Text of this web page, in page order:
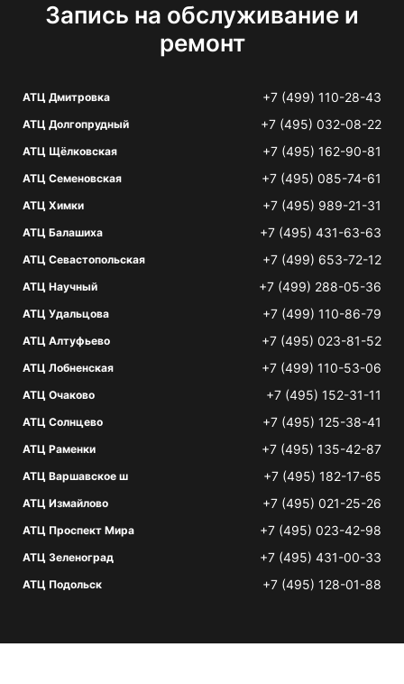
Запись на обслуживание и
ремонт
АТЦ Дмитровка +7 (499) 110-28-43
АТЦ Долгопрудный +7 (495) 032-08-22
АТЦ Щёлковская +7 (495) 162-90-81
АТЦ Семеновская +7 (495) 085-74-61
АТЦ Химки +7 (495) 989-21-31
АТЦ Балашиха +7 (495) 431-63-63
АТЦ Севастопольская +7 (499) 653-72-12
АТЦ Научный +7 (499) 288-05-36
АТЦ Удальцова +7 (499) 110-86-79
АТЦ Алтуфьево +7 (495) 023-81-52
АТЦ Лобненская +7 (499) 110-53-06
АТЦ Очаково +7 (495) 152-31-11
АТЦ Солнцево +7 (495) 125-38-41
АТЦ Раменки +7 (495) 135-42-87
АТЦ Варшавское ш +7 (495) 182-17-65
АТЦ Измайлово +7 (495) 021-25-26
АТЦ Проспект Мира +7 (495) 023-42-98
АТЦ Зеленоград +7 (495) 431-00-33
АТЦ Подольск +7 (495) 128-01-88